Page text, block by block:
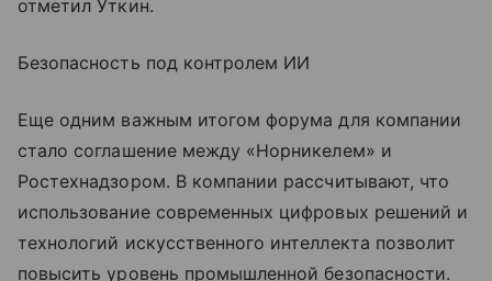
отметил Уткин.
Безопасность под контролем ИИ
Еще одним важным итогом форума для компании
стало соглашение между «Норникелем» и
Ростехнадзором. В компании рассчитывают, что
использование современных цифровых решений и
технологий искусственного интеллекта позволит
повысить уровень промышленной безопасности.